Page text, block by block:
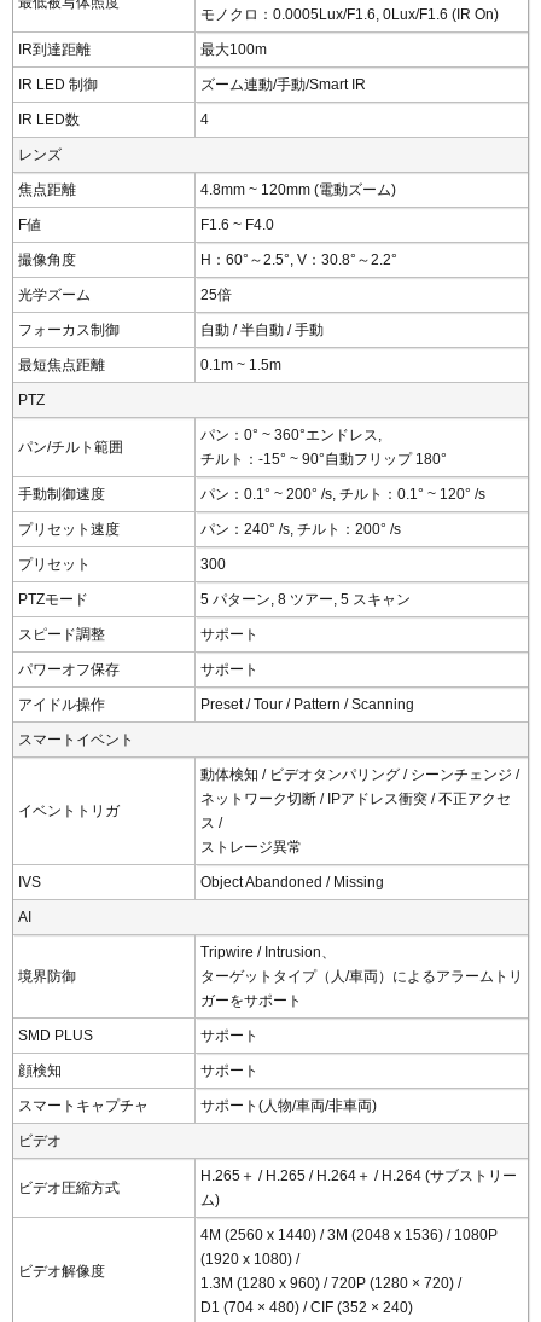
モノクロ：0.0005Lux/F1.6, 0Lux/F1.6 (IR On)
IR到達距離 最大100m
IR LED 制御 ズーム連動/手動/Smart IR
IR LED数 4
レンズ
焦点距離 4.8mm ~ 120mm (電動ズーム)
F値 F1.6 ~ F4.0
撮像角度 H：60°～2.5°, V：30.8°～2.2°
光学ズーム 25倍
フォーカス制御 自動 / 半自動 / 手動
最短焦点距離 0.1m ~ 1.5m
PTZ
パン/チルト範囲
パン：0° ~ 360°エンドレス,
チルト：-15° ~ 90°自動フリップ 180°
手動制御速度 パン：0.1° ~ 200° /s, チルト：0.1° ~ 120° /s
プリセット速度 パン：240° /s, チルト：200° /s
プリセット 300
PTZモード 5 パターン, 8 ツアー, 5 スキャン
スピード調整 サポート
パワーオフ保存 サポート
アイドル操作 Preset / Tour / Pattern / Scanning
スマートイベント
イベントトリガ
動体検知 / ビデオタンパリング / シーンチェンジ /
ネットワーク切断 / IPアドレス衝突 / 不正アクセ
ス /
ストレージ異常
IVS Object Abandoned / Missing
AI
境界防御
Tripwire / Intrusion、
ターゲットタイプ（人/車両）によるアラームトリ
ガーをサポート
SMD PLUS サポート
顔検知 サポート
スマートキャプチャ サポート(人物/車両/非車両)
ビデオ
ビデオ圧縮方式
H.265＋ / H.265 / H.264＋ / H.264 (サブストリー
ム)
ビデオ解像度
4M (2560 x 1440) / 3M (2048 x 1536) / 1080P
(1920 x 1080) /
1.3M (1280 x 960) / 720P (1280 × 720) /
D1 (704 × 480) / CIF (352 × 240)